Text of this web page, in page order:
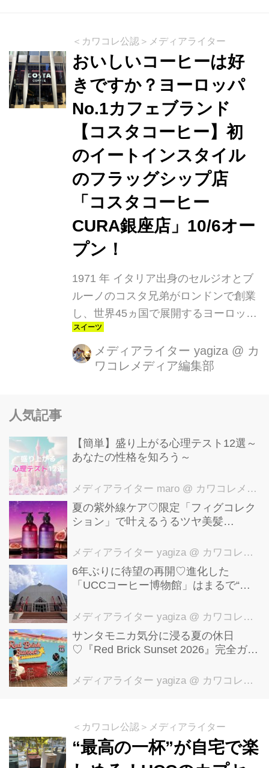
ントスペースにてオープンしていま
す。
＜カワコレ公認＞メディアライター
おいしいコーヒーは好
きですか？ヨーロッパ
No.1カフェブランド
【コスタコーヒー】初
のイートインスタイル
のフラッグシップ店
「コスタコーヒー
CURA銀座店」10/6オー
プン！
1971 年 イタリア出身のセルジオとブ
ルーノのコスタ兄弟がロンドンで創業
し、世界45ヵ国で展開するヨーロッパ
No.1※1 のカフェブランドに成長しま
した。コーヒー豆の選定／焙煎／抽出
／ミルクのすべてにこだわり贅沢にブ
ター”によって守られています。10月6
日にオープンする「コスタコーヒー
ーヒー CURA銀座店」オープン記念メ
ディア先行自由内覧会へ行ってきまし
た。レポート致します。※１ 店舗数ベ
ーヒーポータル調...
メディアライター yagiza @ カ
ワコレメディア編集部
人気記事
【簡単】盛り上がる心理テスト12選～
あなたの性格を知ろう～
メディアライター maro @ カワコレメディア編集部
夏の紫外線ケア♡限定「フィグコレク
ション」で叶えるうるツヤ美髪
メディアライター yagiza @ カワコレメディア編集部
6年ぶりに待望の再開♡進化した
「UCCコーヒー博物館」はまるで“コ
貌を公開
メディアライター yagiza @ カワコレメディア編集部
サンタモニカ気分に浸る夏の休日
♡『Red Brick Sunset 2026』完全ガイ
メディアライター yagiza @ カワコレメディア編集部
＜カワコレ公認＞メディアライター
“最高の一杯”が自宅で楽